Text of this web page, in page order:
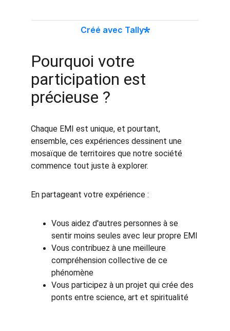
Pourquoi votre
participation est
précieuse ?
Chaque EMI est unique, et pourtant,
ensemble, ces expériences dessinent une
mosaïque de territoires que notre société
commence tout juste à explorer.
En partageant votre expérience :
Vous aidez d'autres personnes à se
sentir moins seules avec leur propre EMI
Vous contribuez à une meilleure
compréhension collective de ce
phénomène
Vous participez à un projet qui crée des
ponts entre science, art et spiritualité